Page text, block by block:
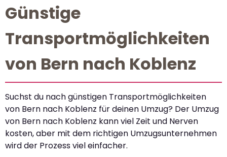
Günstige
Transportmöglichkeiten
von Bern nach Koblenz
Suchst du nach günstigen Transportmöglichkeiten
von Bern nach Koblenz für deinen Umzug? Der Umzug
von Bern nach Koblenz kann viel Zeit und Nerven
kosten, aber mit dem richtigen Umzugsunternehmen
wird der Prozess viel einfacher.